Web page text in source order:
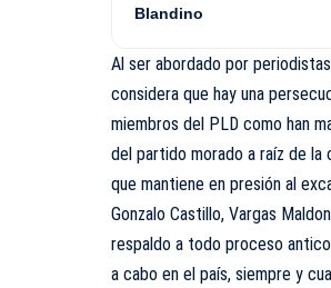
Blandino
Al ser abordado por
considera que hay una
miembros del PLD como han
del partido morado a raíz de la
que mantiene en presión al
Gonzalo Castillo, Vargas
respaldo a todo proceso
a cabo en el país, siempre y